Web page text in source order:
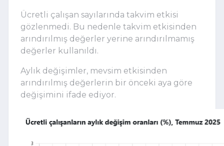
Ücretli çalışan sayılarında takvim etkisi
gözlenmedi. Bu nedenle takvim etkisinden
arındırılmış değerler yerine arındırılmamış
değerler kullanıldı.
Aylık değişimler, mevsim etkisinden
arındırılmış değerlerin bir önceki aya göre
değişimini ifade ediyor.